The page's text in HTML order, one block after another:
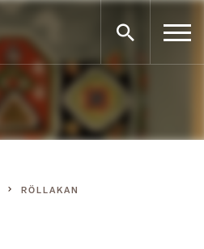
Gå
till
innehållet
RÖLLAKAN